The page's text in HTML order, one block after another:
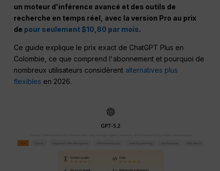
un moteur d'inférence avancé et des outils de
recherche en temps réel, avec la version Pro au prix
de pour seulement $10,80 par mois.
Ce guide explique le prix exact de ChatGPT Plus en
Colombie, ce que comprend l'abonnement et pourquoi de
nombreux utilisateurs considèrent alternatives plus
flexibles en 2026.